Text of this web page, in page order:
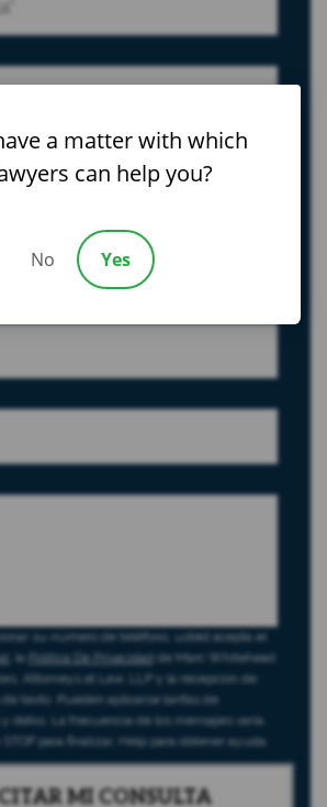
su número de teléfono, usted acepta el
, la Política De Privacidad de Marc Whitehead
Attorneys at Law, LLP y la recepción de
texto. Pueden aplicarse tarifas de
datos. La frecuencia de los mensajes varía.
STOP para finalizar, Help para obtener ayuda.
a matter with which
can help you?
No Yes